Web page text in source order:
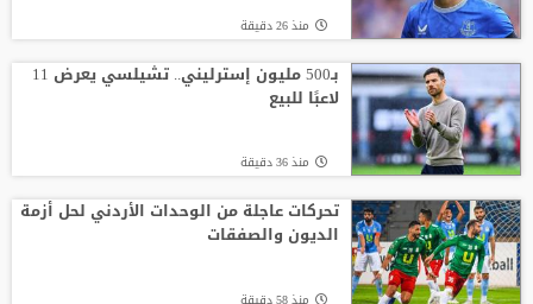
أسطورة التحكيم الإنجليزي يلحق بمحمد
صلاح في تركيا رسميًا
من الأهلي السعودي للبريميرليج.. يايسله
يقود نيوكاسل رسميًا
منذ 26 دقيقة
بـ500 مليون إسترليني.. تشيلسي يعرض 11
لاعبًا للبيع
منذ 36 دقيقة
تحركات عاجلة من الوحدات الأردني لحل أزمة
الديون والصفقات
منذ 58 دقيقة